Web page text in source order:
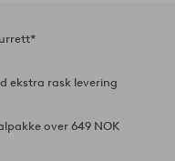
ekstra rask levering
over 649 NOK